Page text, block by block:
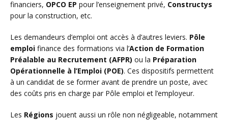
financiers, OPCO EP pour l’enseignement privé, Constructys
pour la construction, etc.
Les demandeurs d’emploi ont accès à d’autres leviers. Pôle
emploi finance des formations via l’Action de Formation
Préalable au Recrutement (AFPR) ou la Préparation
Opérationnelle à l’Emploi (POE). Ces dispositifs permettent
à un candidat de se former avant de prendre un poste, avec
des coûts pris en charge par Pôle emploi et l’employeur.
Les Régions jouent aussi un rôle non négligeable, notamment